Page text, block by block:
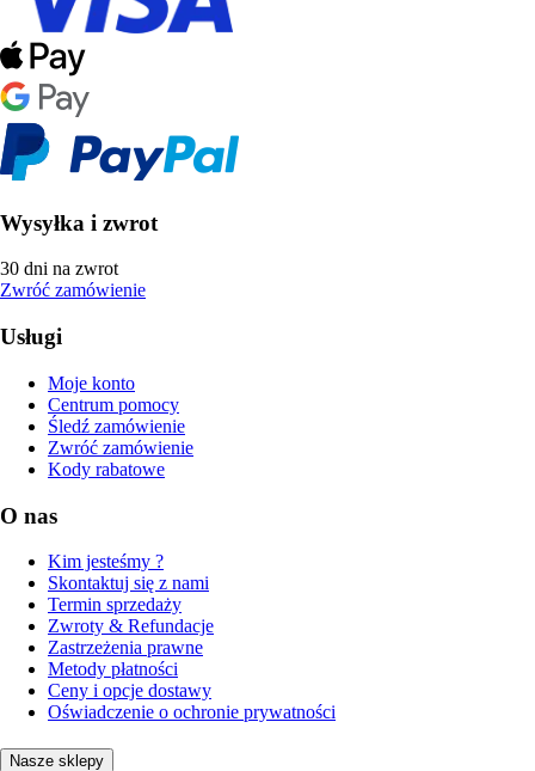
Wysyłka i zwrot
30 dni na zwrot
Zwróć zamówienie
Usługi
Moje konto
Centrum pomocy
Śledź zamówienie
Zwróć zamówienie
Kody rabatowe
O nas
Kim jesteśmy ?
Skontaktuj się z nami
Termin sprzedaży
Zwroty & Refundacje
Zastrzeżenia prawne
Metody płatności
Ceny i opcje dostawy
Oświadczenie o ochronie prywatności
Nasze sklepy